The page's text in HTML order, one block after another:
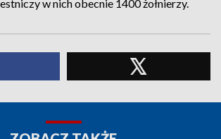
w nich obecnie 1400 żołnierzy.